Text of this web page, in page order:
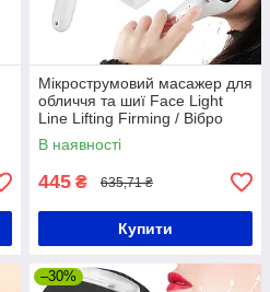
Мікрострумовий масажер для
обличчя та шиї Face Light
Line Lifting Firming / Вібро
масажер зволожувач для
обличчя
В наявності
445 ₴ 635,71 ₴
Купити
–30%